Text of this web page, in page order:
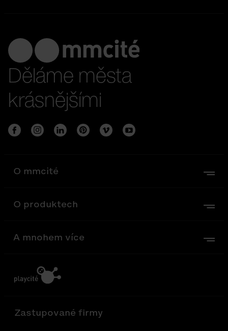
Děláme města
krásnějšími
O mmcité
O produktech
A mnohem více
Zastupované firmy